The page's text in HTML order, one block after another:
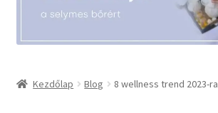
Kezdőlap Blog 8 wellness trend 2023-ra